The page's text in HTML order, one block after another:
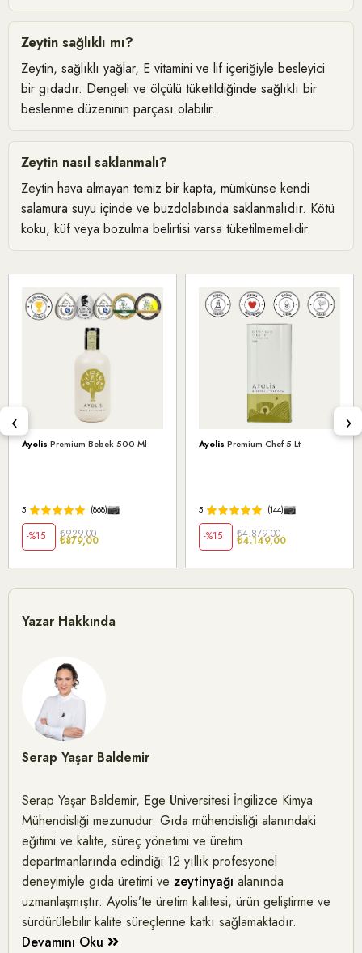
Zeytin sağlıklı mı?
Zeytin, sağlıklı yağlar, E vitamini ve lif içeriğiyle besleyici
bir gıdadır. Dengeli ve ölçülü tüketildiğinde sağlıklı bir
beslenme düzeninin parçası olabilir.
Zeytin nasıl saklanmalı?
Zeytin hava almayan temiz bir kapta, mümkünse kendi
salamura suyu içinde ve buzdolabında saklanmalıdır. Kötü
koku, küf veya bozulma belirtisi varsa tüketilmemelidir.
Ayolis Premium Bebek 500 Ml
5 (868)
%15 ₺929,00
₺879,00
Ayolis Premium Chef 5 Lt
5 (144)
%15 ₺4.879,00
₺4.149,00
‹ ›
Yazar Hakkında
Serap Yaşar Baldemir
Serap Yaşar Baldemir, Ege Üniversitesi İngilizce Kimya
Mühendisliği mezunudur. Gıda mühendisliği alanındaki
eğitimi ve kalite, süreç yönetimi ve üretim
departmanlarında edindiği 12 yıllık profesyonel
deneyimiyle gıda üretimi ve zeytinyağı alanında
uzmanlaşmıştır. Ayolis’te üretim kalitesi, ürün geliştirme ve
sürdürülebilir kalite süreçlerine katkı sağlamaktadır.
Devamını Oku